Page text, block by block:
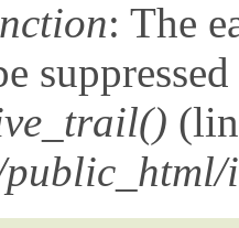
: The